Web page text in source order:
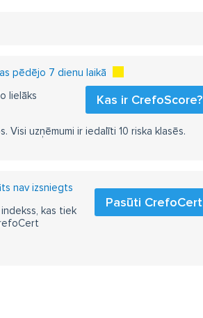
pēdējo 7 dienu laikā
Kas ir CrefoScore?
lielāks
uzņēmumi ir iedalīti 10 riska klasēs.
nav izsniegts
Pasūti CrefoCert
kas tiek